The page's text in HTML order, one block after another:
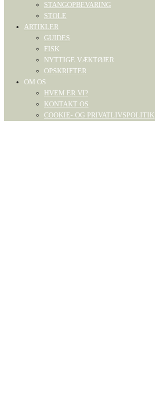
STANGOPBEVARING
STOLE
ARTIKLER
GUIDES
FISK
NYTTIGE VÆKTØJER
OPSKRIFTER
OM OS
HVEM ER VI?
KONTAKT OS
COOKIE- OG PRIVATLIVSPOLITIK